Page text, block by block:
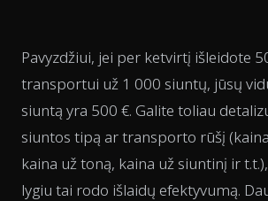
Pavyzdžiui, jei per ketvirtį išleidote
transportui už 1 000 siuntų, jūsų
siuntą yra 500 €. Galite toliau
siuntos tipą ar transporto rūšį
kaina už toną, kaina už siuntinį ir
lygiu tai rodo išlaidų efektyvumą.